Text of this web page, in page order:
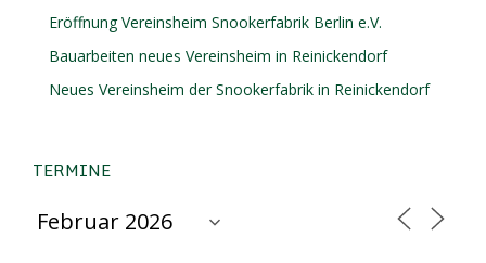
Eröffnung Vereinsheim Snookerfabrik Berlin e.V.
Bauarbeiten neues Vereinsheim in Reinickendorf
Neues Vereinsheim der Snookerfabrik in Reinickendorf
TERMINE